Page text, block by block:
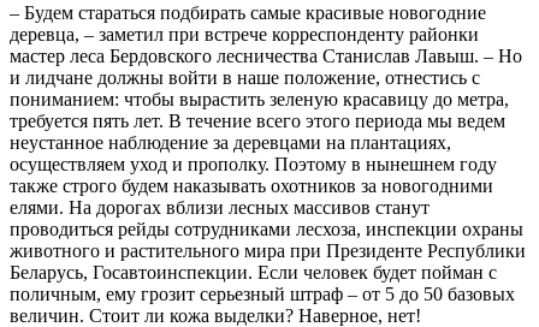
– Будем стараться подбирать самые красивые новогодние
деревца, – заметил при встрече корреспонденту районки
мастер леса Бердовского лесничества Станислав Лавыш. – Но
и лидчане должны войти в наше положение, отнестись с
пониманием: чтобы вырастить зеленую красавицу до метра,
требуется пять лет. В течение всего этого периода мы ведем
неустанное наблюдение за деревцами на плантациях,
осуществляем уход и прополку. Поэтому в нынешнем году
также строго будем наказывать охотников за новогодними
елями. На дорогах вблизи лесных массивов станут
проводиться рейды сотрудниками лесхоза, инспекции охраны
животного и растительного мира при Президенте Республики
Беларусь, Госавтоинспекции. Если человек будет пойман с
поличным, ему грозит серьезный штраф – от 5 до 50 базовых
величин. Стоит ли кожа выделки? Наверное, нет!